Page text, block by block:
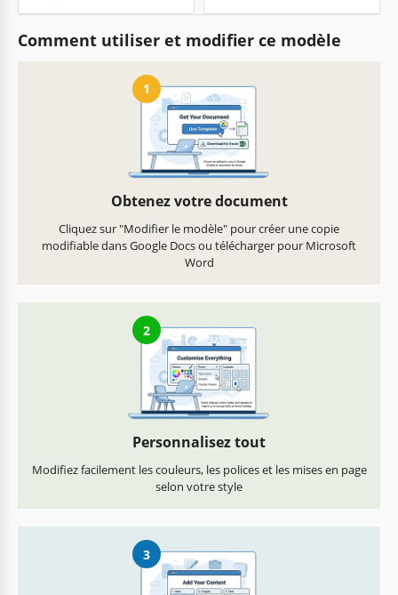
Comment utiliser et modifier ce modèle
1
Obtenez votre document
Cliquez sur "Modifier le modèle" pour créer une copie
modifiable dans Google Docs ou télécharger pour Microsoft
Word
2
Personnalisez tout
Modifiez facilement les couleurs, les polices et les mises en page
selon votre style
3